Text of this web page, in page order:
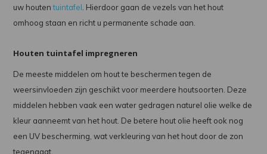
uw houtentuintafel . Hierdoor gaan de vezels van het hout
omhoog staan en richt u permanente schade aan.
Houten tuintafel impregneren
De meeste middelen om hout te beschermen tegen de
weersinvloeden zijn geschikt voor meerdere houtsoorten. Deze
middelen hebben vaak een water gedragen naturel olie welke de
kleur aanneemt van het hout. De betere hout olie heeft ook nog
een UV bescherming, wat verkleuring van het hout door de zon
tegengaat.